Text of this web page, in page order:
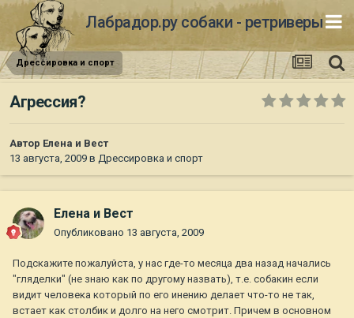
Лабрадор.ру собаки - ретриверы
Дрессировка и спорт
Агрессия?
Автор Елена и Вест
13 августа, 2009 в Дрессировка и спорт
Елена и Вест
Опубликовано 13 августа, 2009
Подскажите пожалуйста, у нас где-то месяца два назад начались
"гляделки" (не знаю как по другому назвать), т.е. собакин если
видит человека который по его инению делает что-то не так,
встает как столбик и долго на него смотрит. Причем в основном